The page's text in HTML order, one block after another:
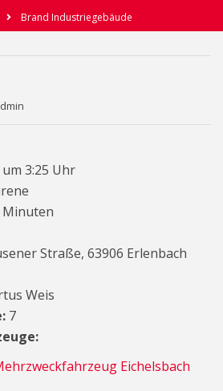
Brand Industriegebäude
3:25 Uhr
Minuten
Straße, 63906 Erlenbach
Weis
7
Eichelsbach